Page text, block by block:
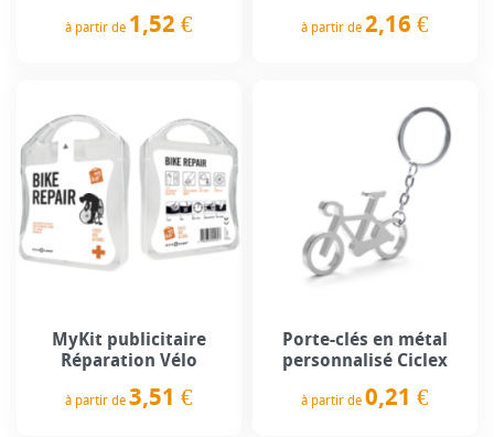
à partir de 1,52 € à partir de 2,16 €
MyKit publicitaire
Réparation Vélo
à partir de 3,51 €
Porte-clés en métal
personnalisé Ciclex
à partir de 0,21 €